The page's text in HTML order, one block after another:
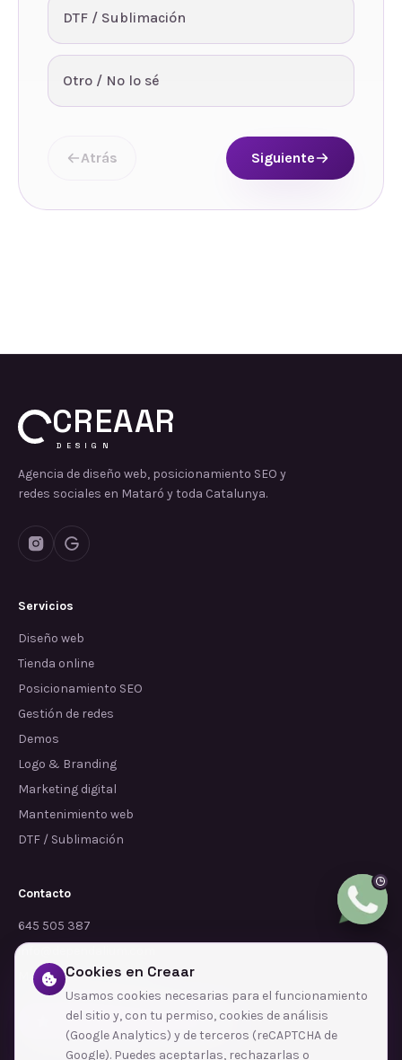
DTF / Sublimación
Otro / No lo sé
Atrás Siguiente
CREAAR
DESIGN
Agencia de diseño web, posicionamiento SEO y
redes sociales en Mataró y toda Catalunya.
Servicios
Diseño web
Tienda online
Posicionamiento SEO
Gestión de redes
Demos
Logo & Branding
Marketing digital
Mantenimiento web
DTF / Sublimación
Contacto
645 505 387
info@dependalium.com
Mataró (Barcelona)
Déjanos tu reseña en Google
Cookies en Creaar
Usamos cookies necesarias para el funcionamiento
del sitio y, con tu permiso, cookies de análisis
(Google Analytics) y de terceros (reCAPTCHA de
Google). Puedes aceptarlas, rechazarlas o